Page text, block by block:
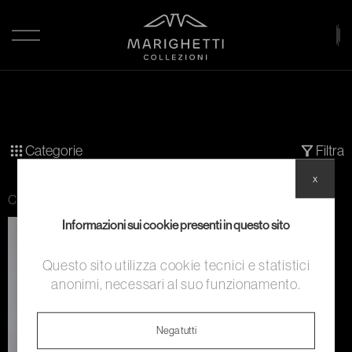
Categorie Filtra
Categoria:
Informazioni sui cookie presenti in questo sito
Questo sito utilizza cookie tecnici e statistici
anonimi, necessari al suo funzionamento.
Nega tutti
x